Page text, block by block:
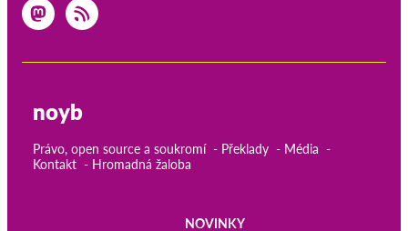
noyb
Právo, open source a soukromí Překlady
Média
Kontakt
Hromadná žaloba
NOVINKY